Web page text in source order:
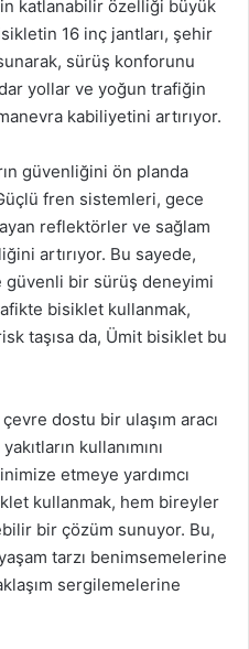
katlanabilir özelliği büyük
16 inç jantları, şehir
sürüş konforunu
yollar ve yoğun trafiğin
kabiliyetini artırıyor.
güvenliğini ön planda
fren sistemleri, gece
reflektörler ve sağlam
artırıyor. Bu sayede,
güvenli bir sürüş deneyimi
bisiklet kullanmak,
taşısa da, Ümit bisiklet bu
dostu bir ulaşım aracı
kullanımını
etmeye yardımcı
kullanmak, hem bireyler
bir çözüm sunuyor. Bu,
tarzı benimsemelerine
sergilemelerine